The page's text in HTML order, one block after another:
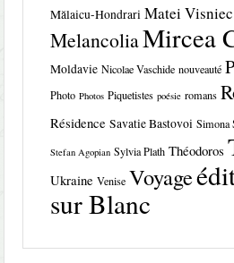
Mălaicu-Hondrari Matei Visniec
MelancoliaMircea
Moldavie Nicolae Vaschide nouveauté
Photo Photos Piquetistes poésie romans
Résidence Savatie Bastovoi Simona
Stefan Agopian Sylvia Plath Théodoros
Ukraine Venise Voyage
sur Blanc